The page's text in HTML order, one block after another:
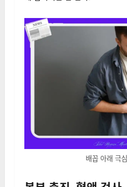
속되고 우측 하복부로 옮겨가면
서 심해진다면 충수염을 의심하
고 즉시 병원을 찾아야 한다. 특
히 고령층은 충수염 진행 속도
가 빠르고 합병증 발생 위험도
높아 소화불량이나 복통을 가볍
게 넘겨서는 안 된다.